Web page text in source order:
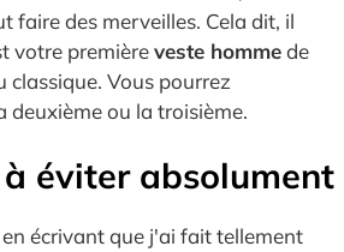
faire des merveilles. Cela dit, il
votre premièreveste hommede
classique. Vous pourrez
deuxième ou la troisième.
à éviter absolument
en écrivant que j'ai fait tellement